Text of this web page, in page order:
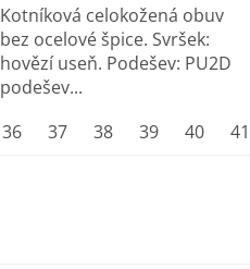
45 46 47 48
Kotníková celokožená obuv
bez ocelové špice. Svršek:
hovězí useň. Podešev: PU2D
podešev...
36
37 38 39 40 41